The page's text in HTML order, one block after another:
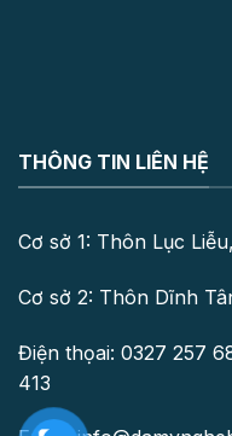
THÔNG TIN LIÊN HỆ
Cơ sở 1: Thôn Lục
Cơ sở 2: Thôn Dĩnh
Điện thọai: 0327 257
413